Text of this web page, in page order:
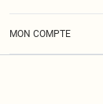
MON COMPTE